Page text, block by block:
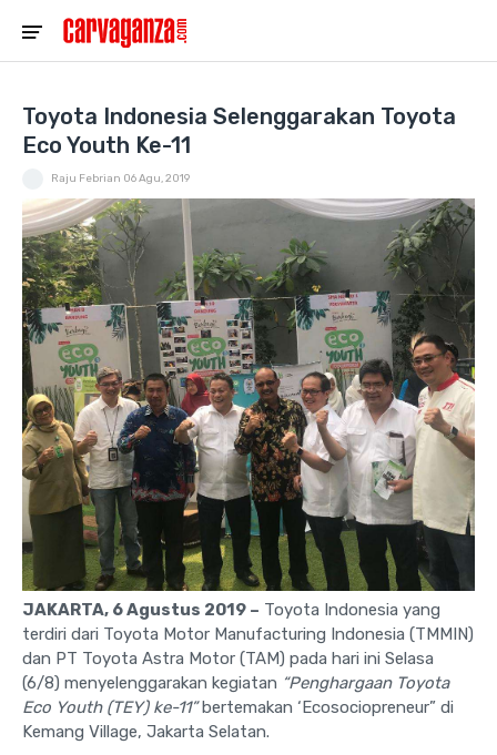
Toyota Indonesia Selenggarakan Toyota
Eco Youth Ke-11
Raju Febrian 06 Agu, 2019
JAKARTA, 6 Agustus 2019 – Toyota Indonesia yang
terdiri dari Toyota Motor Manufacturing Indonesia (TMMIN)
dan PT Toyota Astra Motor (TAM) pada hari ini Selasa
(6/8) menyelenggarakan kegiatan “Penghargaan Toyota
Eco Youth (TEY) ke-11”bertemakan ‘Ecosociopreneur” di
Kemang Village, Jakarta Selatan.